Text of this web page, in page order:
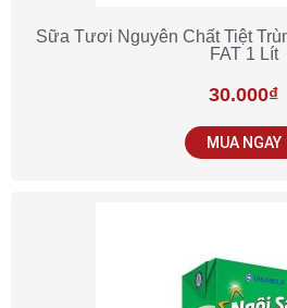
Sữa Tươi Nguyên Chất Tiệt
FAT 1 Lít
30.000₫
MUA NGAY